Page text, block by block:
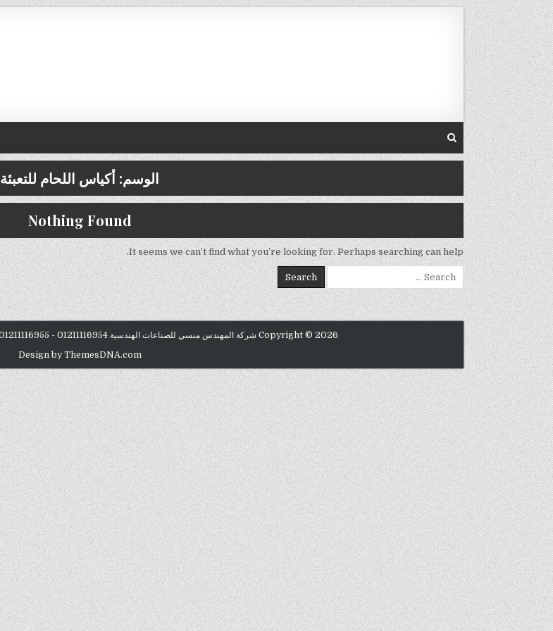
Skip to content
الوسم: أكياس اللحام للتعبئة
Nothing Found
It seems we can’t find what you’re looking for. Perhaps searching can help.
Search for:
Copyright © 2026 شركة المهندس منسي للصناعات الهندسية 01211116954 - 01211116955 - 01211116956 - 01211116957 - 01211116958
Design by ThemesDNA.com